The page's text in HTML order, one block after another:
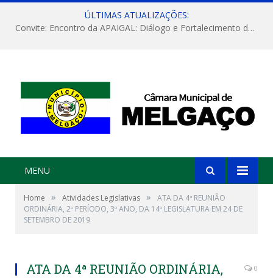
ÚLTIMAS ATUALIZAÇÕES:
Convite: Encontro da APAIGAL: Diálogo e Fortalecimento da Agricultura Familiar
MENU
Home » Atividades Legislativas »
ATA DA 4ª REUNIÃO
ORDINÁRIA, 2º PERÍODO, 3º ANO, DA 14º LEGISLATURA EM 24 DE
SETEMBRO DE 2019
ATA DA 4ª REUNIÃO ORDINÁRIA,
0